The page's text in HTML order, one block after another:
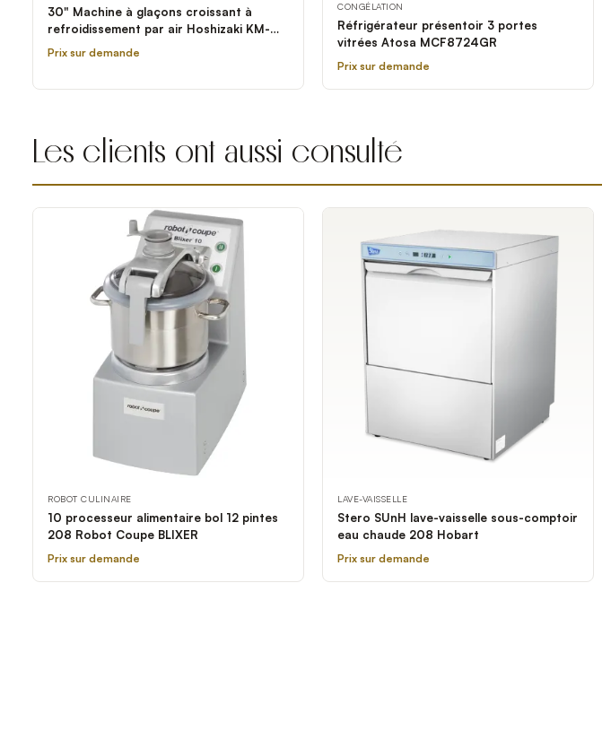
30" Machine à glaçons croissant à
refroidissement par air Hoshizaki KM-
901MAJ - 950 lb.
Prix sur demande
CONGÉLATION
Réfrigérateur présentoir 3 portes
vitrées Atosa MCF8724GR
Prix sur demande
Les clients ont aussi consulté
ROBOT CULINAIRE
10 processeur alimentaire bol 12 pintes
208 Robot Coupe BLIXER
Prix sur demande
LAVE-VAISSELLE
Stero SUnH lave-vaisselle sous-comptoir
eau chaude 208 Hobart
Prix sur demande